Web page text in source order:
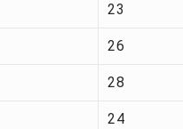
23
26
28
24